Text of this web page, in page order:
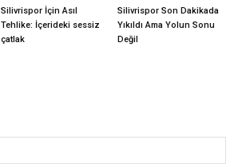
Silivrispor İçin Asıl
Tehlike: İçerideki sessiz
çatlak
Silivrispor Son Dakikada
Yıkıldı Ama Yolun Sonu
Değil